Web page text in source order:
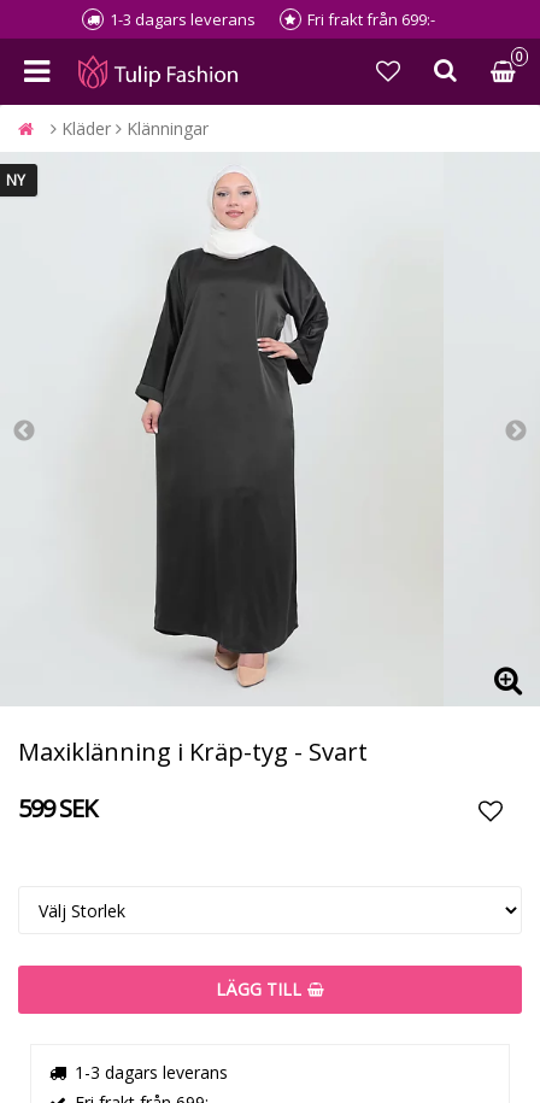
1-3 dagars leverans Fri frakt från 699:-
0
Kläder Klänningar
Maxiklänning i Kräp-tyg - Svart
599 SEK
LÄGG TILL
1-3 dagars leverans